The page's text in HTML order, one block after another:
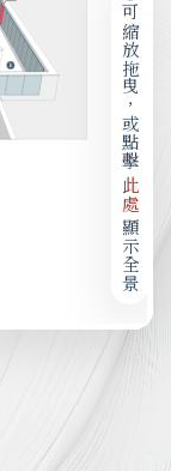
可縮放拖曳，或點擊
此處
顯示全景